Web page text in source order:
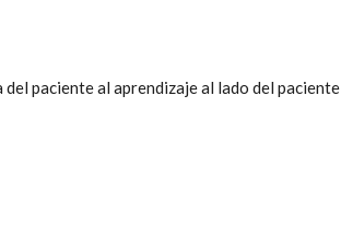
del paciente al aprendizaje al lado del paciente